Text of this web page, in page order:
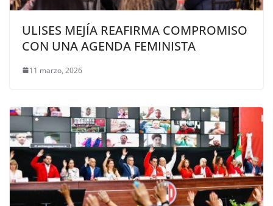
ULISES MEJÍA REAFIRMA COMPROMISO
CON UNA AGENDA FEMINISTA
11 marzo, 2026